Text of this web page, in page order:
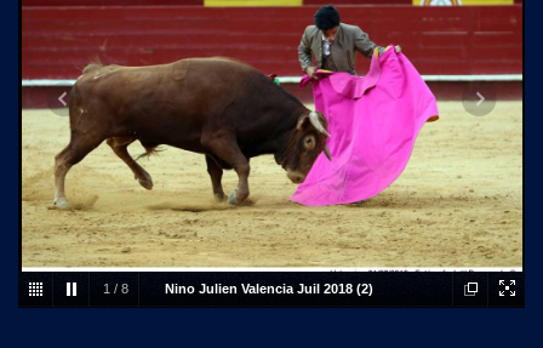
1 / 8 Nino Julien Valencia Juil 2018 (2)